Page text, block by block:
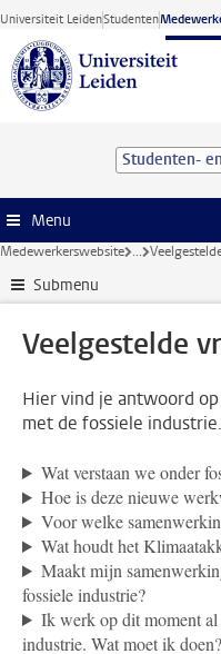
Ga direct naar de inhoud
Universiteit LeidenStudenten
Studenten-
Menu
Medewerkerswebsite ...
Submenu
Veelgestelde
Hier vind je antwoord
met de fossiele industrie.
Wat verstaan we onder
Hoe is deze nieuwe
Voor welke
Wat houdt het
Maakt mijn
fossiele industrie?
Ik werk op dit moment al
industrie. Wat moet ik doen?